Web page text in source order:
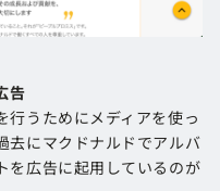
告
行うためにメディアを使っ
去にマクドナルドでアルバ
を広告に起用しているのが